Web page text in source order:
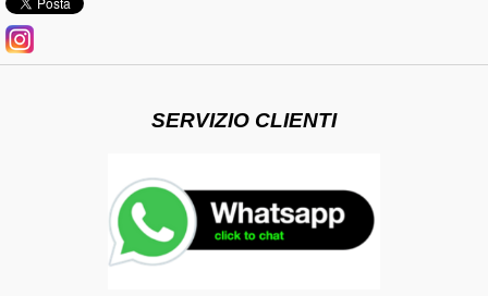
SERVIZIO CLIENTI